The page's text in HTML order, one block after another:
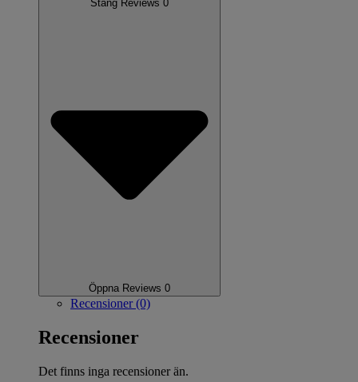
Stäng Reviews 0
Öppna Reviews 0
Recensioner (0)
Recensioner
Det finns inga recensioner än.